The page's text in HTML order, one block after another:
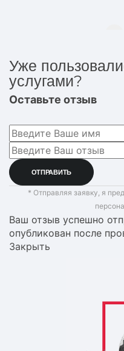
Уже
услугами?
Оставьте отзыв
* Отправляя заявку, я
Ваш отзыв успешно
опубликован после
Закрыть